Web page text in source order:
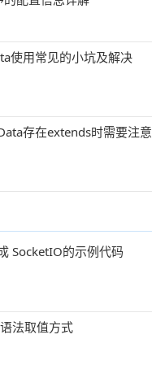
使用常见的小坑及解决
存在extends时需要注意
SocketIO的示例代码
法取值方式